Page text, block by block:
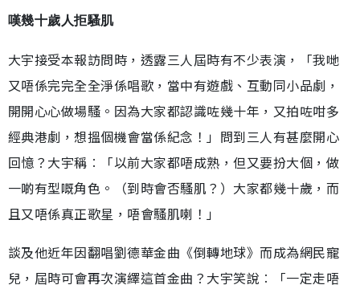
嘆幾十歲人拒騷肌
大宇接受本報訪問時，透露三人屆時有不少表演，「我哋
又唔係完完全全淨係唱歌，當中有遊戲、互動同小品劇，
開開心心做場騷。因為大家都認識咗幾十年，又拍咗咁多
經典港劇，想搵個機會當係紀念！」問到三人有甚麼開心
回憶？大宇稱︰「以前大家都唔成熟，但又要扮大個，做
一啲有型嘅角色。（到時會否騷肌？）大家都幾十歲，而
且又唔係真正歌星，唔會騷肌喇！」
談及他近年因翻唱劉德華金曲《倒轉地球》而成為網民寵
兒，屆時可會再次演繹這首金曲？大宇笑說︰「一定走唔